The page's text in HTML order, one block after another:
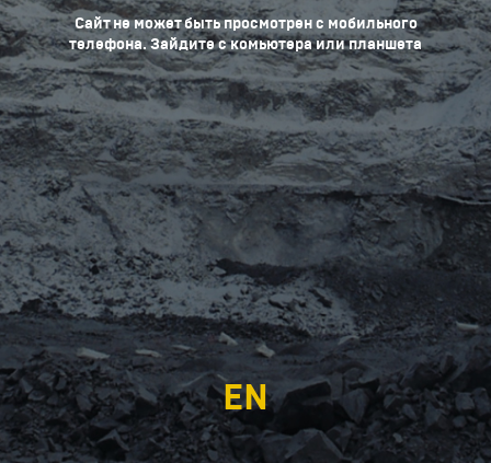
Сайт не может быть просмотрен с мобильного
телефона. Зайдите с комьютера или планшета
EN